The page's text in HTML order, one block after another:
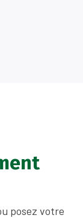
posez votre